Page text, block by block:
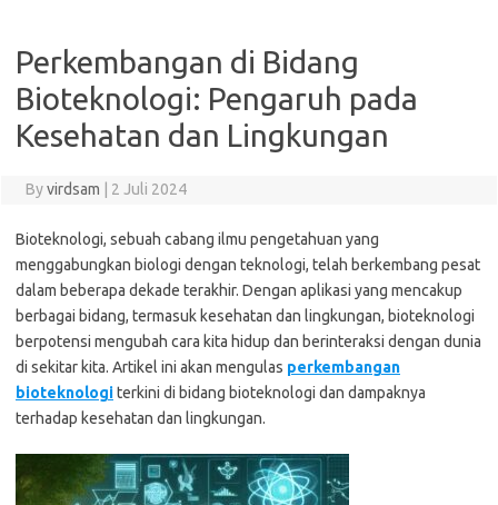
Perkembangan di Bidang
Bioteknologi: Pengaruh pada
Kesehatan dan Lingkungan
Byvirdsam 2 Juli 2024
Bioteknologi, sebuah cabang ilmu pengetahuan yang
menggabungkan biologi dengan teknologi, telah berkembang pesat
dalam beberapa dekade terakhir. Dengan aplikasi yang mencakup
berbagai bidang, termasuk kesehatan dan lingkungan, bioteknologi
berpotensi mengubah cara kita hidup dan berinteraksi dengan dunia
di sekitar kita. Artikel ini akan mengulas perkembangan
bioteknologiterkini di bidang bioteknologi dan dampaknya
terhadap kesehatan dan lingkungan.